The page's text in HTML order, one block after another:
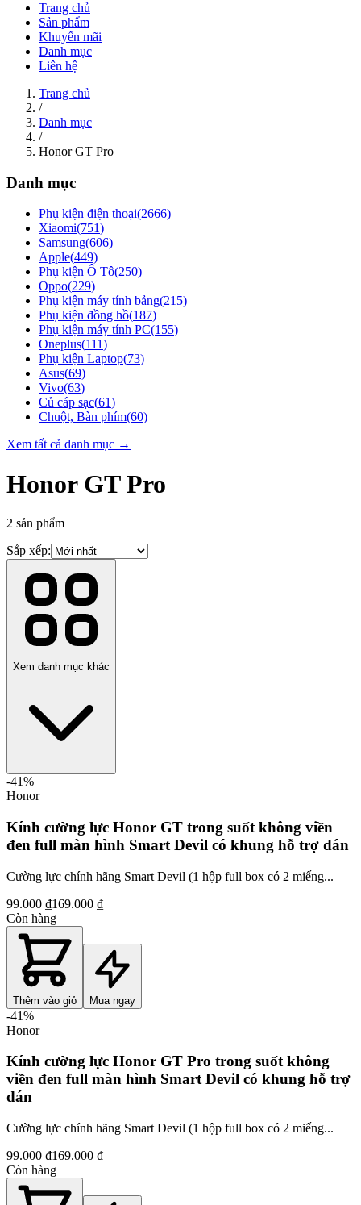
Trang chủ
Sản phẩm
Khuyến mãi
Danh mục
Liên hệ
Trang chủ
/
Danh mục
/
Honor GT Pro
Danh mục
Phụ kiện điện thoại(2666)
Xiaomi(751)
Samsung(606)
Apple(449)
Phụ kiện Ô Tô(250)
Oppo(229)
Phụ kiện máy tính bảng(215)
Phụ kiện đồng hồ(187)
Phụ kiện máy tính PC(155)
Oneplus(111)
Phụ kiện Laptop(73)
Asus(69)
Vivo(63)
Củ cáp sạc(61)
Chuột, Bàn phím(60)
Xem tất cả danh mục →
Honor GT Pro
2 sản phẩm
Sắp xếp:
Xem danh mục khác
-41%
Honor
Kính cường lực Honor GT trong suốt không viền
đen full màn hình Smart Devil có khung hỗ trợ dán
Cường lực chính hãng Smart Devil (1 hộp full box có 2 miếng...
99.000 ₫169.000 ₫
Còn hàng
Thêm vào giỏ Mua ngay
-41%
Honor
Kính cường lực Honor GT Pro trong suốt không
viền đen full màn hình Smart Devil có khung hỗ trợ
dán
Cường lực chính hãng Smart Devil (1 hộp full box có 2 miếng...
99.000 ₫169.000 ₫
Còn hàng